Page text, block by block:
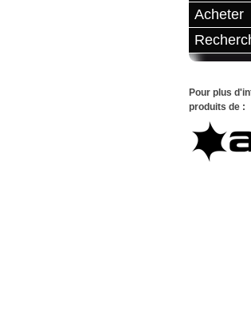
Acheter
Pour plus
produits de :